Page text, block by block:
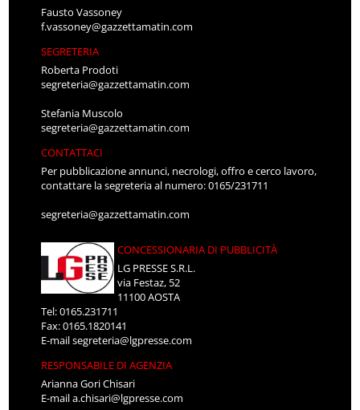
Fausto Vassoney
f.vassoney@gazzettamatin.com
SEGRETERIA
Roberta Prodoti
segreteria@gazzettamatin.com
Stefania Muscolo
segreteria@gazzettamatin.com
CONTATTACI
Per pubblicazione annunci, necrologi, offro e cerco lavoro,
contattare la segreteria al numero: 0165/231711
segreteria@gazzettamatin.com
CONCESSIONARIA DI PUBBLICITÀ
LG PRESSE S.R.L.
via Festaz, 52
11100 AOSTA
Tel: 0165.231711
Fax: 0165.1820141
E-mailsegreteria@lgpresse.com
RESPONSABILE DI AGENZIA
Arianna Gori Chisari
E-maila.chisari@lgpresse.com